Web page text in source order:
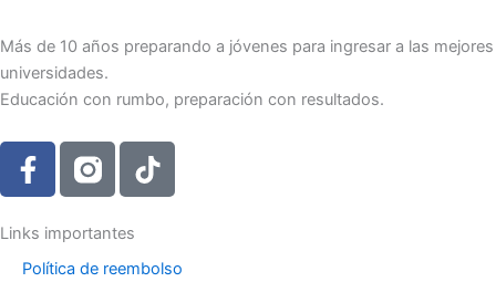
Más de 10 años preparando a jóvenes para ingresar a las mejores
universidades.
Educación con rumbo, preparación con resultados.
F
a
e
b
T
i
o
Links importantes
Política de reembolso